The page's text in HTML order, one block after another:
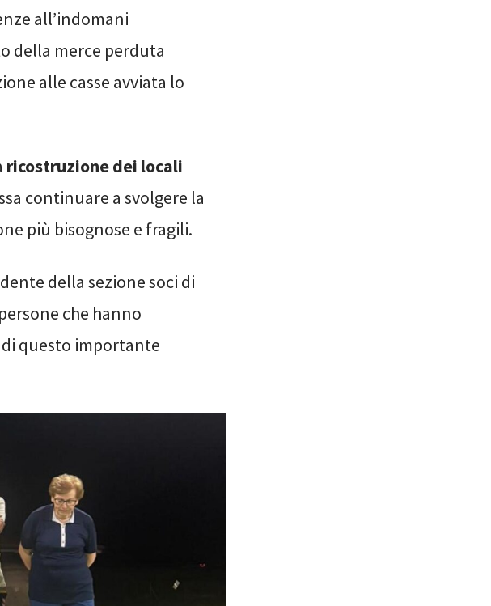
all’indomani
della merce perduta
alle casse avviata lo
ricostruzione dei locali
continuare a svolgere la
più bisognose e fragili.
della sezione soci di
che hanno
questo importante